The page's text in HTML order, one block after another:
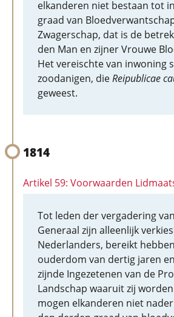
elkanderen niet bestaan tot
graad van
Zwagerschap, dat is de
den Man en zijner Vrouwe
Het vereischte van inwoning
zoodanigen, dieReipublicae
geweest.
1814
Artikel 59: Voorwaarden
Tot leden der vergadering
Generaal zijn alleenlijk
Nederlanders, bereikt
ouderdom van dertig jaren
zijnde Ingezetenen van de
Landschap waaruit zij
mogen elkanderen niet